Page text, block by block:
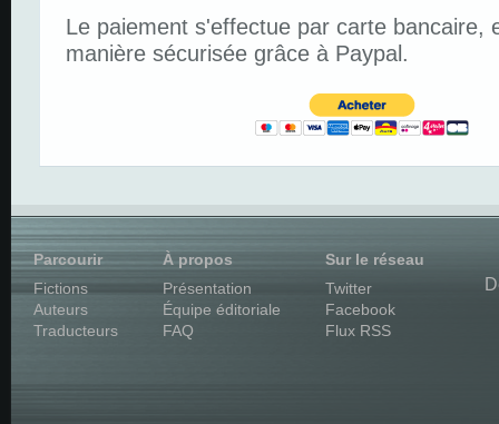
Le paiement s'effectue par carte bancaire,
manière sécurisée grâce à Paypal.
Parcourir
Fictions
Auteurs
Traducteurs
À propos
Présentation
Équipe éditoriale
FAQ
Sur le réseau
Twitter
Facebook
Flux RSS